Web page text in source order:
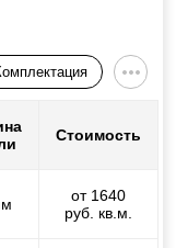
Стоимость
от 1640
руб. кв.м.